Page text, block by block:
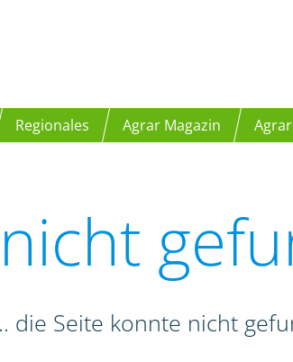
Regionales Agrar Magazin
die Seite konnte nicht